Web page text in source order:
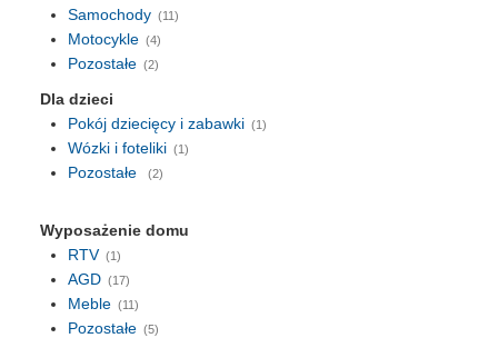
Samochody (11)
Motocykle (4)
Pozostałe (2)
Dla dzieci
Pokój dziecięcy i zabawki (1)
Wózki i foteliki (1)
Pozostałe (2)
Wyposażenie domu
RTV (1)
AGD (17)
Meble (11)
Pozostałe (5)